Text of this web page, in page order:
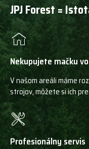
JPJ Forest =
Nekupujete mačku
V našom areáli máme
strojov, môžete si ich
Profesionálny servis